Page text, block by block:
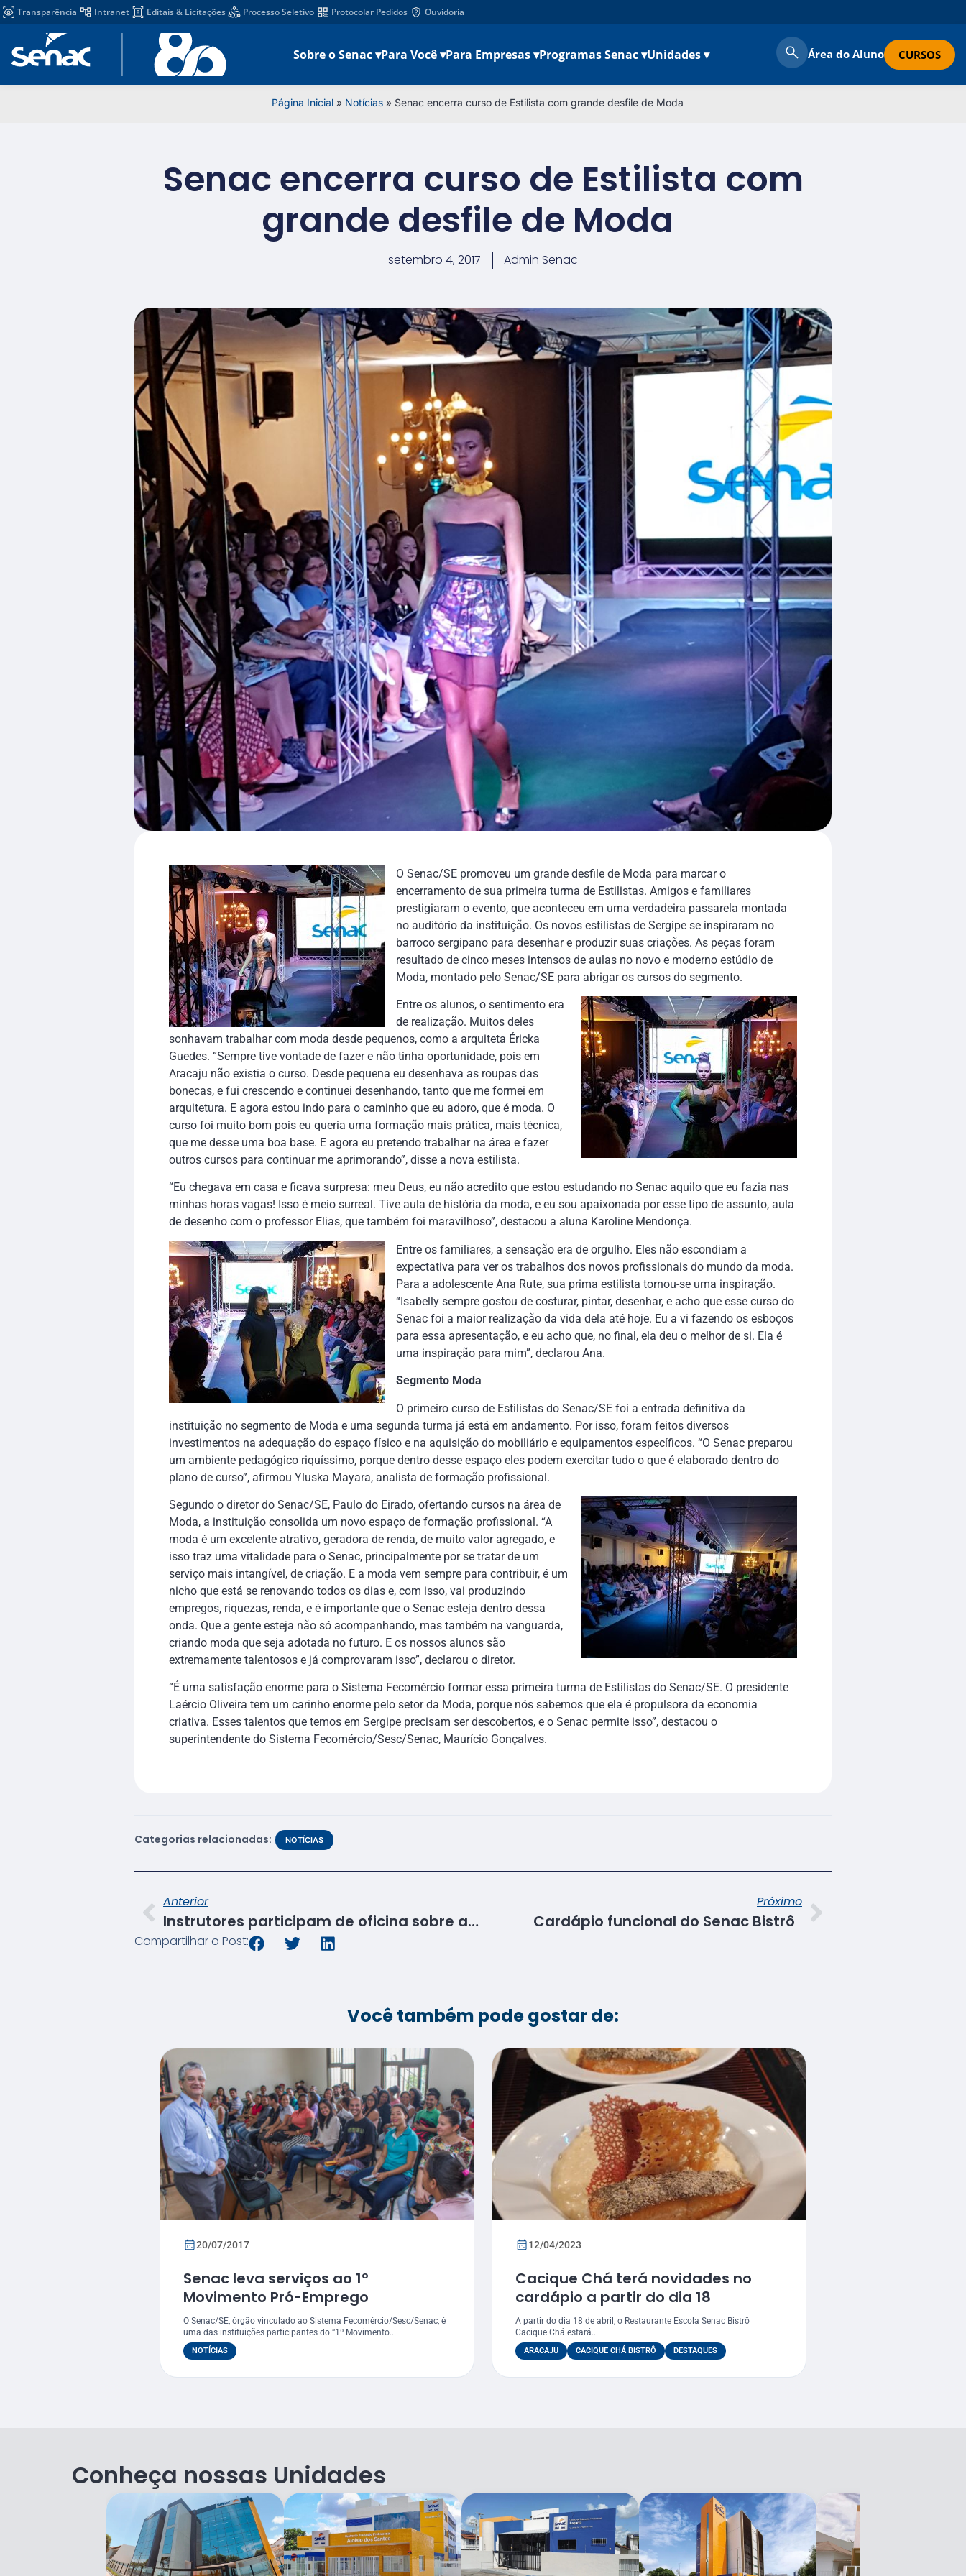
Transparência Intranet Editais & Licitações Processo Seletivo Protocolar Pedidos Ouvidoria
Sobre o Senac ▾Para Você ▾Para Empresas ▾Programas Senac ▾Unidades ▾ Área do Aluno CURSOS
Página Inicial» Notícias» Senac encerra curso de Estilista com grande desfile de Moda
Senac encerra curso de Estilista com
grande desfile de Moda
setembro 4, 2017 Admin Senac
O Senac/SE promoveu um grande desfile de Moda para marcar o
encerramento de sua primeira turma de Estilistas. Amigos e familiares
prestigiaram o evento, que aconteceu em uma verdadeira passarela montada
no auditório da instituição. Os novos estilistas de Sergipe se inspiraram no
barroco sergipano para desenhar e produzir suas criações. As peças foram
resultado de cinco meses intensos de aulas no novo e moderno estúdio de
Moda, montado pelo Senac/SE para abrigar os cursos do segmento.
Entre os alunos, o sentimento era
de realização. Muitos deles
sonhavam trabalhar com moda desde pequenos, como a arquiteta Éricka
Guedes. “Sempre tive vontade de fazer e não tinha oportunidade, pois em
Aracaju não existia o curso. Desde pequena eu desenhava as roupas das
bonecas, e fui crescendo e continuei desenhando, tanto que me formei em
arquitetura. E agora estou indo para o caminho que eu adoro, que é moda. O
curso foi muito bom pois eu queria uma formação mais prática, mais técnica,
que me desse uma boa base. E agora eu pretendo trabalhar na área e fazer
outros cursos para continuar me aprimorando”, disse a nova estilista.
“Eu chegava em casa e ficava surpresa: meu Deus, eu não acredito que estou estudando no Senac aquilo que eu fazia nas
minhas horas vagas! Isso é meio surreal. Tive aula de história da moda, e eu sou apaixonada por esse tipo de assunto, aula
de desenho com o professor Elias, que também foi maravilhoso”, destacou a aluna Karoline Mendonça.
Entre os familiares, a sensação era de orgulho. Eles não escondiam a
expectativa para ver os trabalhos dos novos profissionais do mundo da moda.
Para a adolescente Ana Rute, sua prima estilista tornou-se uma inspiração.
“Isabelly sempre gostou de costurar, pintar, desenhar, e acho que esse curso do
Senac foi a maior realização da vida dela até hoje. Eu a vi fazendo os esboços
para essa apresentação, e eu acho que, no final, ela deu o melhor de si. Ela é
uma inspiração para mim”, declarou Ana.
Segmento Moda
O primeiro curso de Estilistas do Senac/SE foi a entrada definitiva da
instituição no segmento de Moda e uma segunda turma já está em andamento. Por isso, foram feitos diversos
investimentos na adequação do espaço físico e na aquisição do mobiliário e equipamentos específicos. “O Senac preparou
um ambiente pedagógico riquíssimo, porque dentro desse espaço eles podem exercitar tudo o que é elaborado dentro do
plano de curso”, afirmou Yluska Mayara, analista de formação profissional.
Segundo o diretor do Senac/SE, Paulo do Eirado, ofertando cursos na área de
Moda, a instituição consolida um novo espaço de formação profissional. “A
moda é um excelente atrativo, geradora de renda, de muito valor agregado, e
isso traz uma vitalidade para o Senac, principalmente por se tratar de um
serviço mais intangível, de criação. E a moda vem sempre para contribuir, é um
nicho que está se renovando todos os dias e, com isso, vai produzindo
empregos, riquezas, renda, e é importante que o Senac esteja dentro dessa
onda. Que a gente esteja não só acompanhando, mas também na vanguarda,
criando moda que seja adotada no futuro. E os nossos alunos são
extremamente talentosos e já comprovaram isso”, declarou o diretor.
“É uma satisfação enorme para o Sistema Fecomércio formar essa primeira turma de Estilistas do Senac/SE. O presidente
Laércio Oliveira tem um carinho enorme pelo setor da Moda, porque nós sabemos que ela é propulsora da economia
criativa. Esses talentos que temos em Sergipe precisam ser descobertos, e o Senac permite isso”, destacou o
superintendente do Sistema Fecomércio/Sesc/Senac, Maurício Gonçalves.
Categorias relacionadas: NOTÍCIAS
Anterior
Instrutores participam de oficina sobre atendimento a pessoas com deficiência
Próximo
Cardápio funcional do Senac Bistrô
Compartilhar o Post:
Você também pode gostar de:
20/07/2017
Senac leva serviços ao 1º
Movimento Pró-Emprego
O Senac/SE, órgão vinculado ao Sistema Fecomércio/Sesc/Senac, é
uma das instituições participantes do “1º Movimento...
NOTÍCIAS
12/04/2023
Cacique Chá terá novidades no
cardápio a partir do dia 18
A partir do dia 18 de abril, o Restaurante Escola Senac Bistrô
Cacique Chá estará...
ARACAJU CACIQUE CHÁ BISTRÔ DESTAQUES
Conheça nossas Unidades